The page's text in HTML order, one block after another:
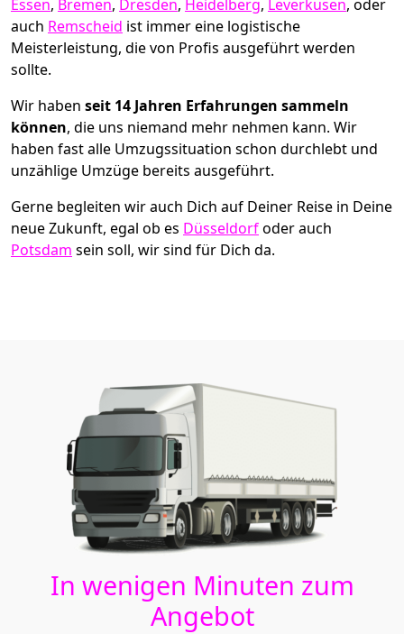
Essen, Bremen, Dresden, Heidelberg, Leverkusen, oder
auch Remscheid ist immer eine logistische
Meisterleistung, die von Profis ausgeführt werden
sollte.
Wir haben seit 14 Jahren Erfahrungen sammeln
können, die uns niemand mehr nehmen kann. Wir
haben fast alle Umzugssituation schon durchlebt und
unzählige Umzüge bereits ausgeführt.
Gerne begleiten wir auch Dich auf Deiner Reise in Deine
neue Zukunft, egal ob es Düsseldorfoder auch
Potsdam sein soll, wir sind für Dich da.
In wenigen Minuten zum
Angebot